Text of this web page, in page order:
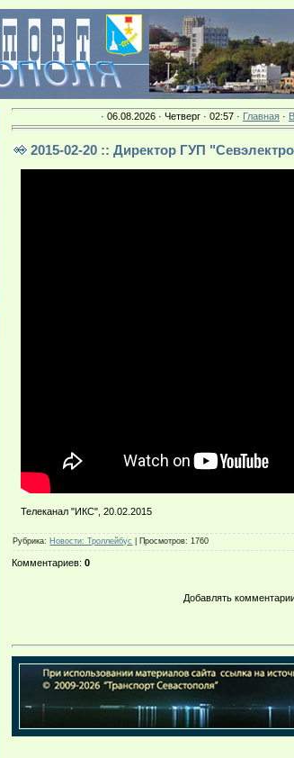
· 06.08.2026 · Четверг · 02:57 · Главная·
2015-02-20 :: Директор ГУП
Телеканал "ИКС", 20.02.2015
Рубрика: Новости: Троллейбус Просмотров: 1760
Комментариев:0
Добавлять